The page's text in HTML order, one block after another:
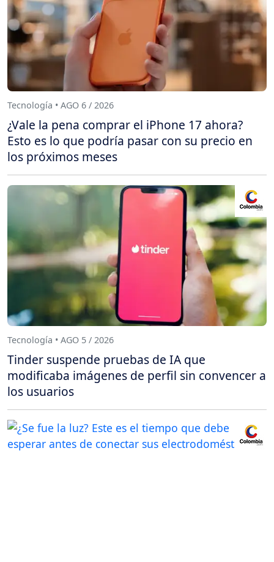
Tecnología • AGO 6 / 2026
¿Vale la pena comprar el iPhone 17 ahora?
Esto es lo que podría pasar con su precio en
los próximos meses
Tecnología • AGO 5 / 2026
Tinder suspende pruebas de IA que
modificaba imágenes de perfil sin convencer a
los usuarios